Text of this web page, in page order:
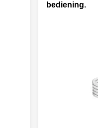
bediening.